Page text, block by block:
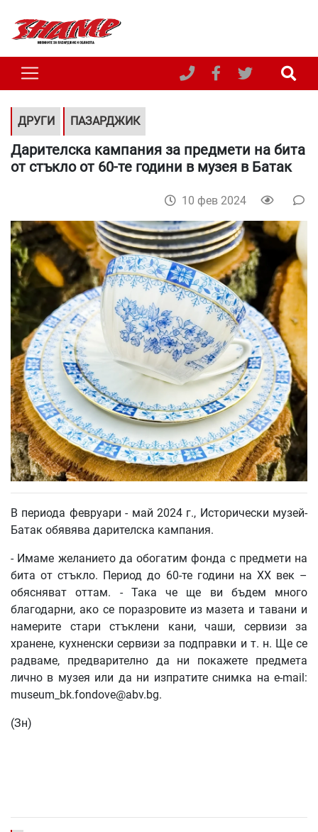
ДРУГИ ПАЗАРДЖИК
Дарителска кампания за предмети на бита
от стъкло от 60-те години в музея в Батак
10 фев 2024
В периода февруари - май 2024 г., Исторически музей-
Батак обявява дарителска кампания.
- Имаме желанието да обогатим фонда с предмети на
бита от стъкло. Период до 60-те години на XX век –
обясняват оттам. - Така че ще ви бъдем много
благодарни, ако се поразровите из мазета и тавани и
намерите стари стъклени кани, чаши, сервизи за
хранене, кухненски сервизи за подправки и т. н. Ще се
радваме, предварително да ни покажете предмета
лично в музея или да ни изпратите снимка на e-mail:
museum_bk.fondove@abv.bg.
(Зн)